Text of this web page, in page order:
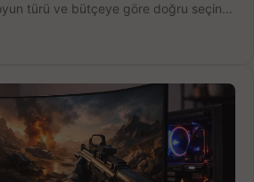
türü ve bütçeye göre doğru seçin,